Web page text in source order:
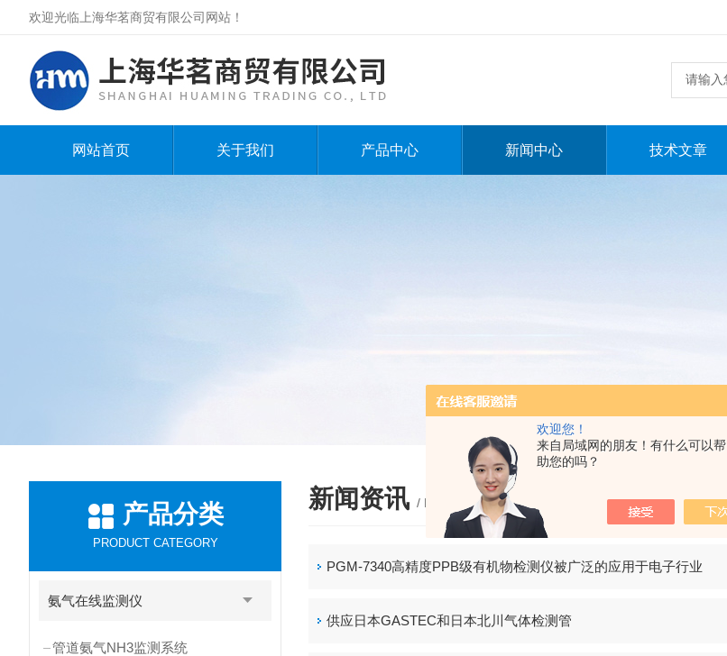
欢迎您！
来自局域网的朋友！有什么可以帮
助您的吗？
欢迎光临上海华茗商贸有限公司网站！
网站首页 关于我们 产品中心 新闻中心 技术文章
产品分类
PRODUCT CATEGORY
氨气在线监测仪
管道氨气NH3监测系统
新闻资讯 / NEWS
PGM-7340高精度PPB级有机物检测仪被广泛的应用于电子行业
供应日本GASTEC和日本北川气体检测管